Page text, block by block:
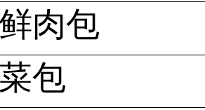
肉包
菜包